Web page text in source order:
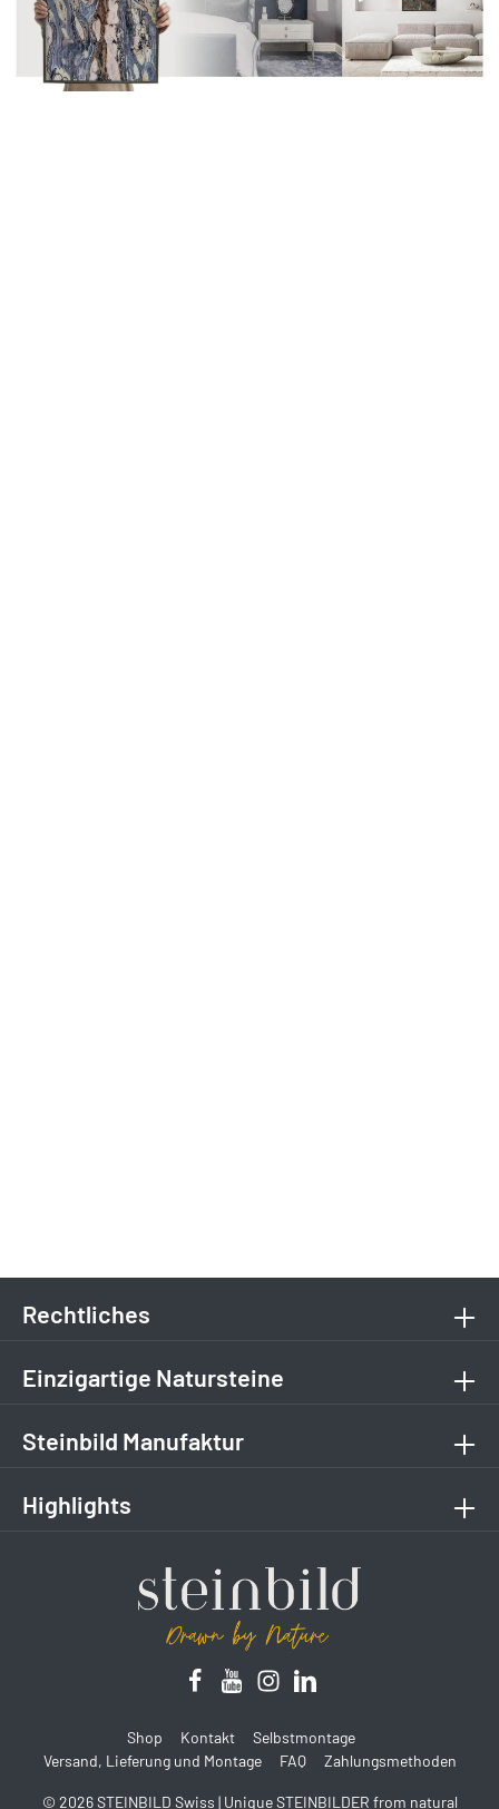
Rechtliches
Einzigartige Natursteine
Steinbild Manufaktur
Highlights
© 2026 STEINBILD Swiss | Unique STEINBILDER from natural
Shop Kontakt
Selbstmontage
Versand, Lieferung und Montage
FAQ Zahlungsmethoden